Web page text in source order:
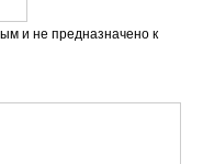
и не предназначено к